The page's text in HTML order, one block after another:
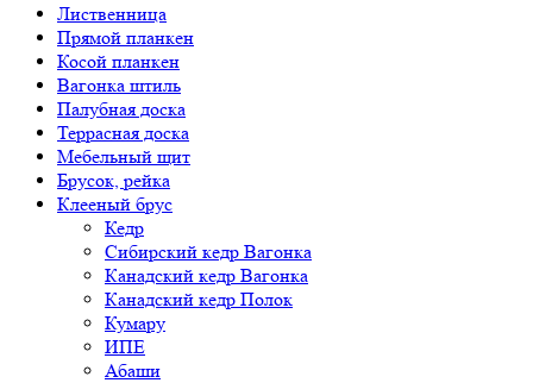
Лиственница
Прямой планкен
Косой планкен
Вагонка штиль
Палубная доска
Террасная доска
Мебельный щит
Брусок, рейка
Клееный брус
Кедр
Сибирский кедр Вагонка
Канадский кедр Вагонка
Канадский кедр Полок
Кумару
ИПЕ
Абаши